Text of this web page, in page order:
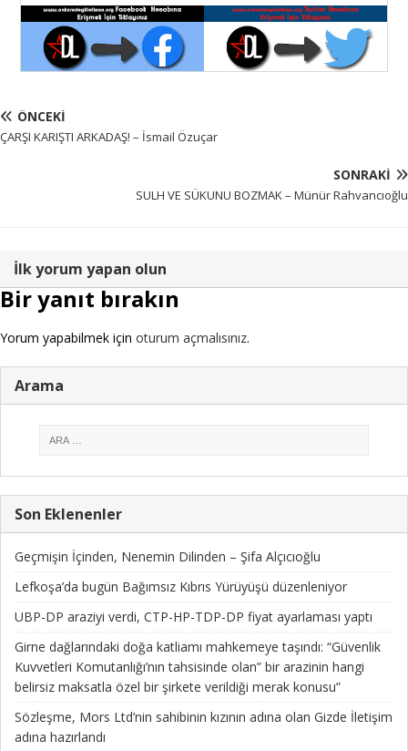
ÖNCEKI
ÇARŞI KARIŞTI ARKADAŞ! – İsmail Özuçar
SONRAKI
SULH VE SÜKUN U BOZMAK – Münür Rahvancıoğlu
İlk yorum yapan olun
Bir yanıt bırakın
Yorum yapabilmek için oturum açmalısınız.
Arama
Son Eklenenler
Geçmişin İçinden, Nenemin Dilinden – Şifa Alçıcıoğlu
Lefkoşa’da bugün Bağımsız Kıbrıs Yürüyüşü düzenleniyor
UBP-DP araziyi verdi, CTP-HP-TDP-DP fiyat ayarlaması yaptı
Girne dağlarındaki doğa katliamı mahkemeye taşındı: “Güvenlik
Kuvvetleri Komutanlığı’nın tahsisinde olan” bir arazinin hangi
belirsiz maksatla özel bir şirkete verildiği merak konusu”
Sözleşme, Mors Ltd’nin sahibinin kızının adına olan Gizde İletişim
adına hazırlandı